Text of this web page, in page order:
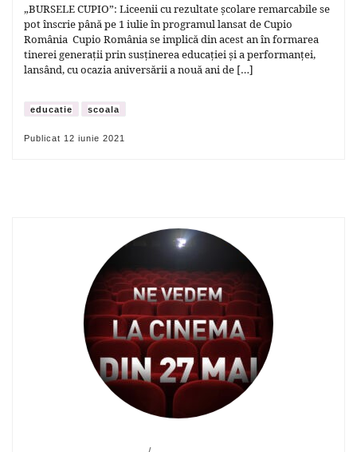
„BURSELE CUPIO”: Liceenii cu rezultate școlare remarcabile se
pot înscrie până pe 1 iulie în programul lansat de Cupio
România Cupio România se implică din acest an în formarea
tinerei generații prin susținerea educației și a performanței,
lansând, cu ocazia aniversării a nouă ani de […]
educatie scoala
Publicat 12 iunie 2021